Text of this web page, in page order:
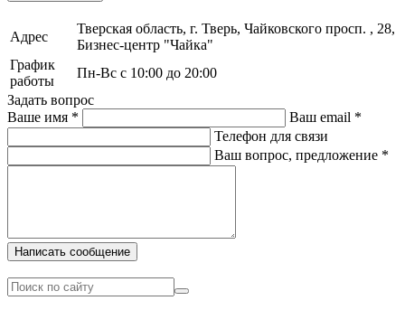
Адрес
Тверская область, г. Тверь, Чайковского просп. , 28,
Бизнес-центр "Чайка"
График
работы
Пн-Вс с 10:00 до 20:00
Задать вопрос
Ваше имя * Ваш email *
Телефон для связи
Ваш вопрос, предложение *
Написать сообщение